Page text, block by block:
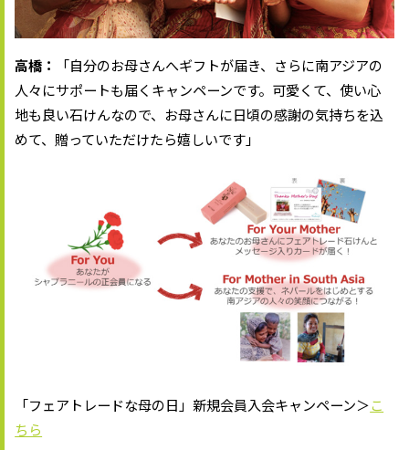
高橋：
「自分のお母さんへギフトが届き、さらに南アジアの
人々にサポートも届くキャンペーンです。可愛くて、使い心
地も良い石けんなので、お母さんに日頃の感謝の気持ちを込
めて、贈っていただけたら嬉しいです」
「フェアトレードな母の日」新規会員入会キャンペーン＞こ
ちら